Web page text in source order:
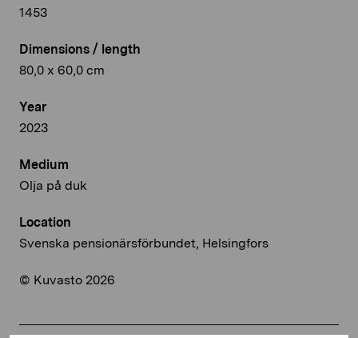
1453
Dimensions / length
80,0 x 60,0 cm
Year
2023
Medium
Olja på duk
Location
Svenska pensionärsförbundet, Helsingfors
© Kuvasto 2026